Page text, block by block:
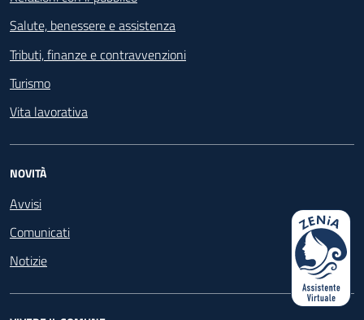
Salute, benessere e assistenza
Tributi, finanze e contravvenzioni
Turismo
Vita lavorativa
NOVITÀ
Avvisi
Comunicati
Notizie